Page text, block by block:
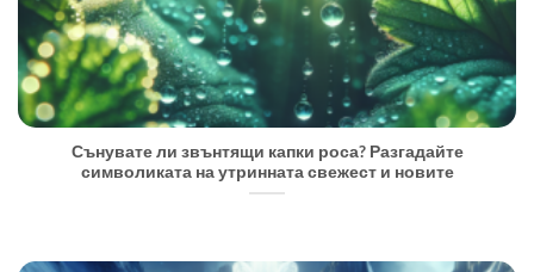
Сънувате ли звънтящи капки роса? Разгадайте
символиката на утринната свежест и новите